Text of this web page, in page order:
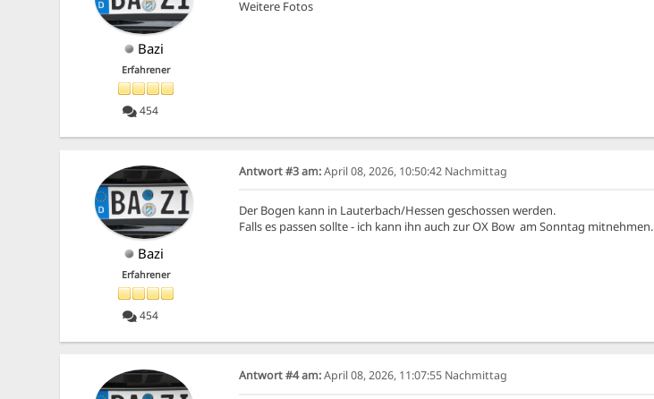
Bazi
Erfahrener
454
Weitere Fotos
Bazi
Erfahrener
454
Antwort #3 am:April 08, 2026, 10:50:42 Nachmittag
Der Bogen kann in Lauterbach/Hessen geschossen werden.
Falls es passen sollte - ich kann ihn auch zur OX Bow am Sonntag mitnehmen.
Antwort #4 am:April 08, 2026, 11:07:55 Nachmittag